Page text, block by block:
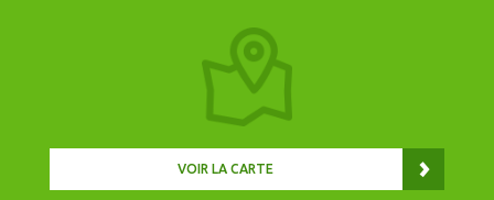
VOIR LA CARTE